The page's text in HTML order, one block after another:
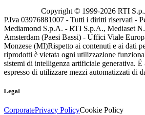
Copyright © 1999-2026 RTI
P.Iva 03976881007 - Tutti i diritti riservati -
Mediamond S.p.A. - RTI S.p.A., Mediaset
Amsterdam (Paesi Bassi) - Uffici Viale
Monzese (MI)Rispetto ai contenuti e ai dati
riprodotti è vietata ogni utilizzazione
sistemi di intelligenza artificiale generativa.
espresso di utilizzare mezzi automatizzati di
Legal
CorporatePrivacy PolicyCookie Policy